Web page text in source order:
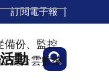
訂閱電子報
活動
備份、監控
混合雲數據